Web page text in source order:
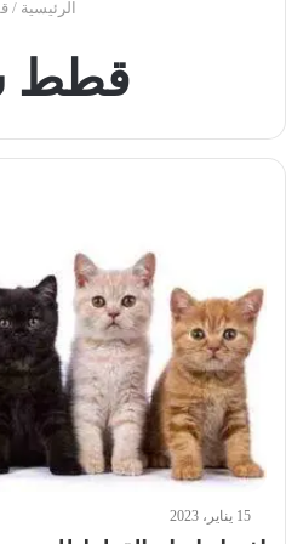
الرئيسية /
قطط
15 يناير، 2023